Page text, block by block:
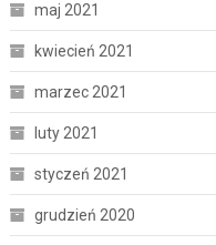
maj 2021
kwiecień 2021
marzec 2021
luty 2021
styczeń 2021
grudzień 2020